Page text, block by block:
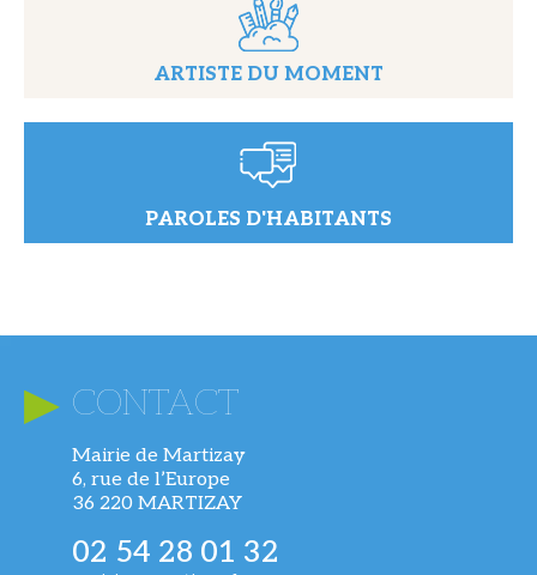
ARTISTE DU MOMENT
PAROLES D'HABITANTS
CONTACT
Mairie de Martizay
6, rue de l’Europe
36 220 MARTIZAY
02 54 28 01 32